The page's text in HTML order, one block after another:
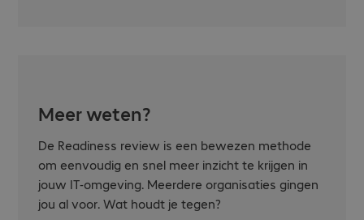
Meer weten?
De Readiness review is een bewezen methode
om eenvoudig en snel meer inzicht te krijgen in
jouw IT-omgeving. Meerdere organisaties gingen
jou al voor. Wat houdt je tegen?